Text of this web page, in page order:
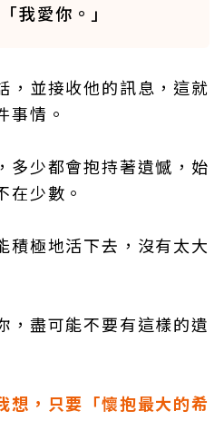
我愛你。」
，並接收他的訊息，這就
事情。
多少都會抱持著遺憾，始
在少數。
積極地活下去，沒有太大
，盡可能不要有這樣的遺
想，只要「懷抱最大的希